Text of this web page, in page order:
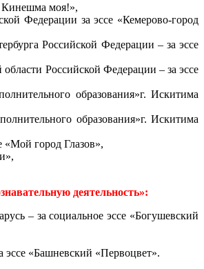
Кинешма моя!»,
Федерации за эссе «Кемерово-город
Российской Федерации – за эссе
Российской Федерации – за эссе
образования»г. Искитима
образования»г. Искитима
город Глазов»,
деятельность»:
– за социальное эссе «Богушевский
«Башневский «Первоцвет».